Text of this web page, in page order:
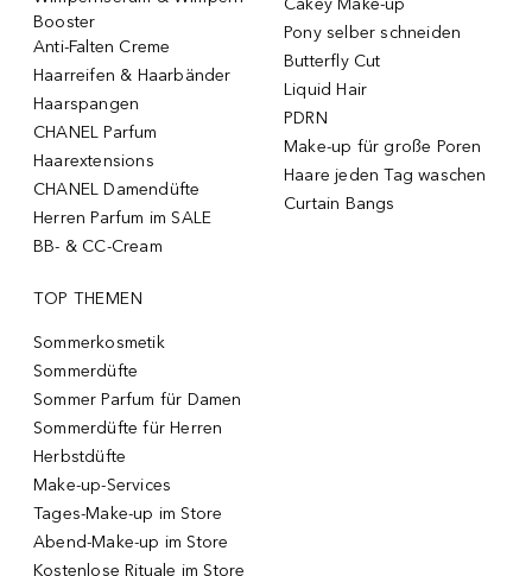
Booster
Anti-Falten Creme
Haarreifen & Haarbänder
Haarspangen
CHANEL Parfum
Haarextensions
CHANEL Damendüfte
Herren Parfum im SALE
BB- & CC-Cream
Cakey Make-up
Pony selber schneiden
Butterfly Cut
Liquid Hair
PDRN
Make-up für große Poren
Haare jeden Tag waschen
Curtain Bangs
TOP THEMEN
Sommerkosmetik
Sommerdüfte
Sommer Parfum für Damen
Sommerdüfte für Herren
Herbstdüfte
Make-up-Services
Tages-Make-up im Store
Abend-Make-up im Store
Kostenlose Rituale im Store